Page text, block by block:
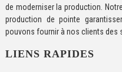
de moderniser la production.
production de pointe
pouvons fournir à nos clients des
LIENS RAPIDES